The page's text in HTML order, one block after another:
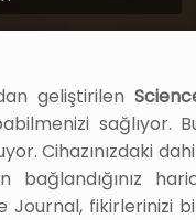
geliştirilen
sağlıyor.
Cihazınızdaki
Journal, fikirlerinizi